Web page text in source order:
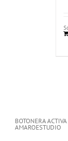
BOTONERA
AMAROESTUDIO